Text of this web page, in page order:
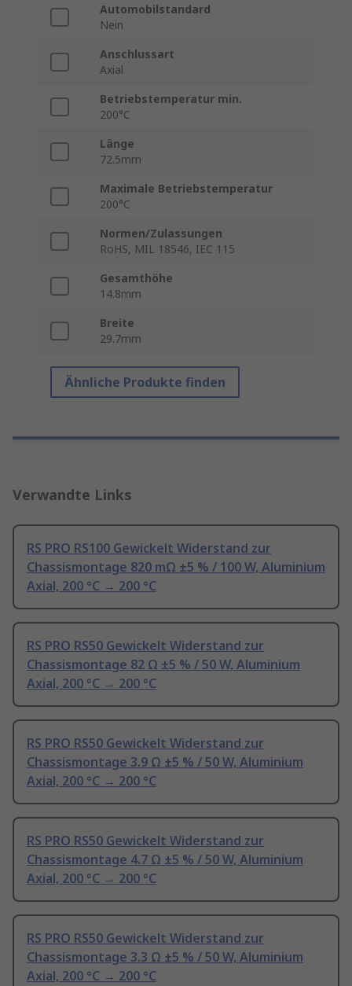
Automobilstandard
Nein
Anschlussart
Axial
Betriebstemperatur min.
200°C
Länge
72.5mm
Maximale Betriebstemperatur
200°C
Normen/Zulassungen
RoHS, MIL 18546, IEC 115
Gesamthöhe
14.8mm
Breite
29.7mm
Ähnliche Produkte finden
Verwandte Links
RS PRO RS100 Gewickelt Widerstand zur
Chassismontage 820 mΩ ±5 % / 100 W, Aluminium
Axial, 200 °C → 200 °C
RS PRO RS50 Gewickelt Widerstand zur
Chassismontage 82 Ω ±5 % / 50 W, Aluminium
Axial, 200 °C → 200 °C
RS PRO RS50 Gewickelt Widerstand zur
Chassismontage 3.9 Ω ±5 % / 50 W, Aluminium
Axial, 200 °C → 200 °C
RS PRO RS50 Gewickelt Widerstand zur
Chassismontage 4.7 Ω ±5 % / 50 W, Aluminium
Axial, 200 °C → 200 °C
RS PRO RS50 Gewickelt Widerstand zur
Chassismontage 3.3 Ω ±5 % / 50 W, Aluminium
Axial, 200 °C → 200 °C